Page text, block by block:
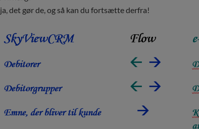
ja, det gør de, og så kan du fortsætte derfra!